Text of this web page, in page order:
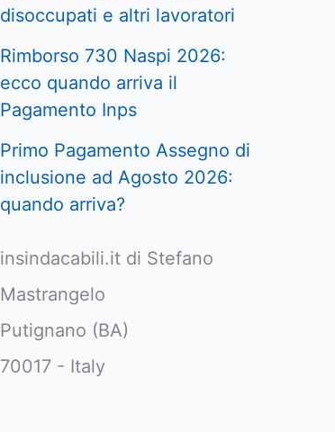
disoccupati e altri lavoratori
Rimborso 730 Naspi 2026:
ecco quando arriva il
Pagamento Inps
Primo Pagamento Assegno di
inclusione ad Agosto 2026:
quando arriva?
insindacabili.it di Stefano
Mastrangelo
Putignano (BA)
70017 - Italy